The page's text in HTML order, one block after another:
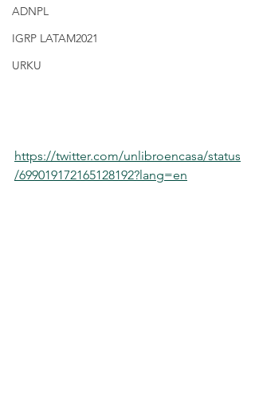
ADNPL
IGRP LATAM2021
URKU
https://twitter.com/unlibroencasa/status
/699019172165128192?lang=en